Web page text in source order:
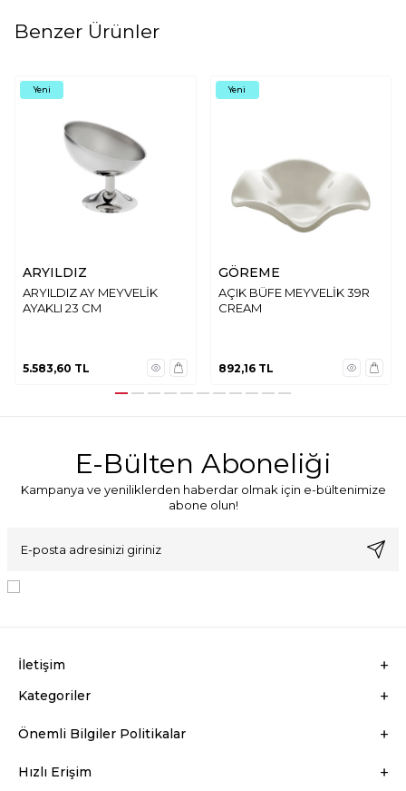
Benzer Ürünler
Yeni
ARYILDIZ
ARYILDIZ AY MEYVELİK
AYAKLI 23 CM
5.583,60 TL
Yeni
GÖREME
AÇIK BÜFE MEYVELİK 39R
CREAM
892,16TL
E-Bülten Aboneliği
Kampanya ve yeniliklerden haberdar olmak için e-bültenimize
abone olun!
İletişim
Kategoriler
Önemli Bilgiler Politikalar
Hızlı Erişim